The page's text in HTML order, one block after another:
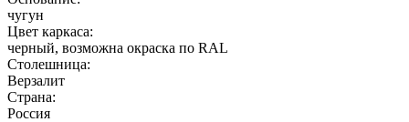
чугун
Цвет каркаса:
черный, возможна окраска по RAL
Столешница:
Верзалит
Страна:
Россия